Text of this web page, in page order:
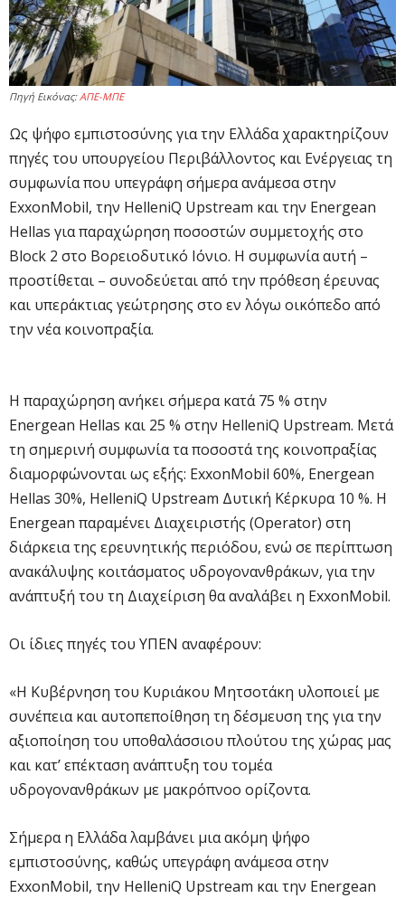
Πηγή Εικόνας:ΑΠΕ-ΜΠΕ
Ως ψήφο εμπιστοσύνης για την Ελλάδα χαρακτηρίζουν
πηγές του υπουργείου Περιβάλλοντος και Ενέργειας τη
συμφωνία που υπεγράφη σήμερα ανάμεσα στην
ExxonMobil, την HelleniQ Upstream και την Energean
Hellas για παραχώρηση ποσοστών συμμετοχής στο
Block 2 στο Βορειοδυτικό Ιόνιο. Η συμφωνία αυτή –
προστίθεται – συνοδεύεται από την πρόθεση έρευνας
και υπεράκτιας γεώτρησης στο εν λόγω οικόπεδο από
την νέα κοινοπραξία.
Η παραχώρηση ανήκει σήμερα κατά 75 % στην
Energean Hellas και 25 % στην HelleniQ Upstream. Μετά
τη σημερινή συμφωνία τα ποσοστά της κοινοπραξίας
διαμορφώνονται ως εξής: ExxonMobil 60%, Energean
Hellas 30%, HelleniQ Upstream Δυτική Κέρκυρα 10 %. H
Energean παραμένει Διαχειριστής (Operator) στη
διάρκεια της ερευνητικής περιόδου, ενώ σε περίπτωση
ανακάλυψης κοιτάσματος υδρογονανθράκων, για την
ανάπτυξή του τη Διαχείριση θα αναλάβει η ExxonMobil.
Οι ίδιες πηγές του ΥΠΕΝ αναφέρουν:
«Η Κυβέρνηση του Κυριάκου Μητσοτάκη υλοποιεί με
συνέπεια και αυτοπεποίθηση τη δέσμευση της για την
αξιοποίηση του υποθαλάσσιου πλούτου της χώρας μας
και κατ’ επέκταση ανάπτυξη του τομέα
υδρογονανθράκων με μακρόπνοο ορίζοντα.
Σήμερα η Ελλάδα λαμβάνει μια ακόμη ψήφο
εμπιστοσύνης, καθώς υπεγράφη ανάμεσα στην
ExxonMobil, την HelleniQ Upstream και την Energean